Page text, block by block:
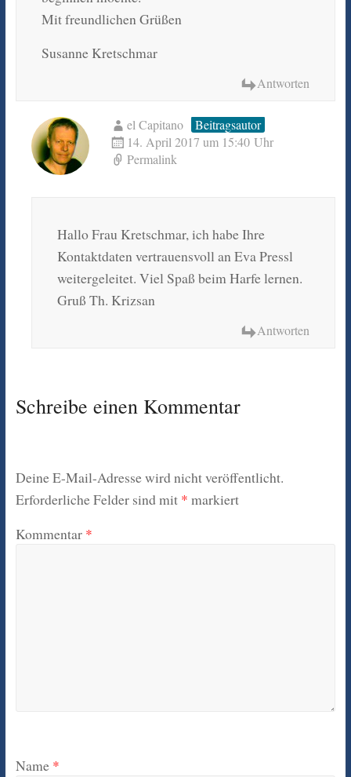
Mit freundlichen Grüßen
Susanne Kretschmar
Antworten
el Capitano
Beitragsautor
14. April 2017 um 15:40 Uhr
Permalink
Hallo Frau Kretschmar, ich habe Ihre
Kontaktdaten vertrauensvoll an Eva Pressl
weitergeleitet. Viel Spaß beim Harfe lernen.
Gruß Th. Krizsan
Antworten
Schreibe einen Kommentar
Deine E-Mail-Adresse wird nicht veröffentlicht.
Erforderliche Felder sind mit * markiert
Kommentar *
Name *